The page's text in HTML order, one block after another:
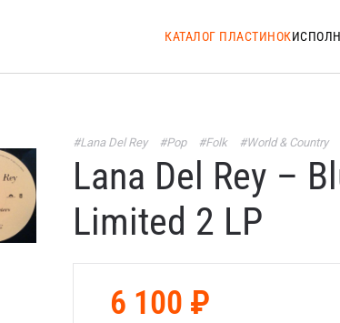
КАТАЛОГ ПЛАСТИНОК
#Lana Del Rey #Pop #Folk #World & Country
Lana Del Rey –
Limited 2 LP
6 100 ₽